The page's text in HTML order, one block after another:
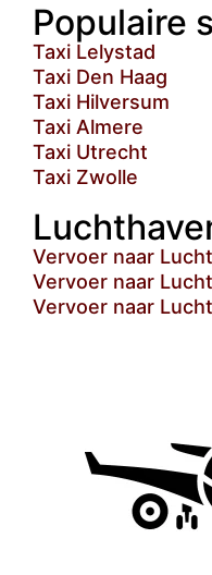
Populaire
Taxi Lelystad
Taxi Den Haag
Taxi Hilversum
Taxi Almere
Taxi Utrecht
Taxi Zwolle
Vervoer naar
Vervoer naar
Vervoer naar